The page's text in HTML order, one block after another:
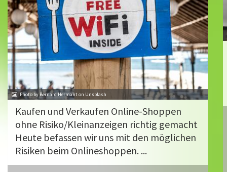
Photo by Bernard Hermant on Unsplash
Kaufen und Verkaufen Online-Shoppen
ohne Risiko/Kleinanzeigen richtig gemacht
Heute befassen wir uns mit den möglichen
Risiken beim Onlineshoppen. ...